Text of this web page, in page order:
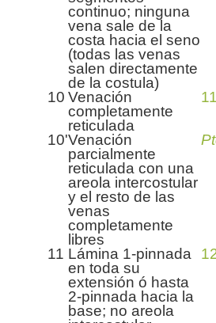
continuo; ninguna
vena sale de la
costa hacia el seno
(todas las venas
salen directamente
de la costula)
10 Venación
completamente
reticulada
11
10'Venación
parcialmente
reticulada con una
areola intercostular
y el resto de las
venas
completamente
libres
11 Lámina 1-pinnada
en toda su
extensión ó hasta
2-pinnada hacia la
base; no areola